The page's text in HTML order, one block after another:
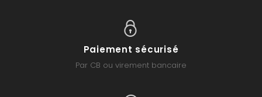
Paiement sécurisé
Par CB ou virement bancaire